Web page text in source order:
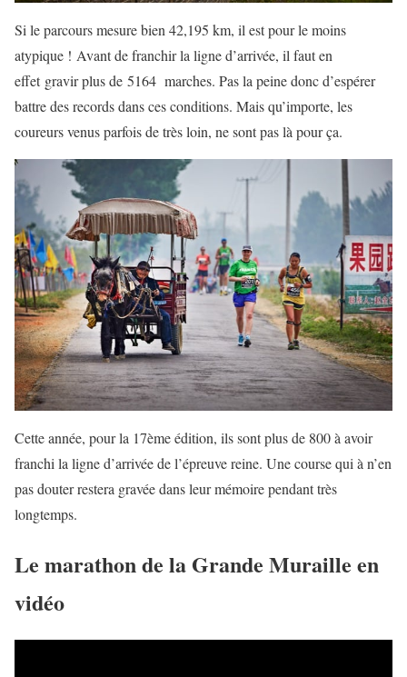
Si le parcours mesure bien 42,195 km, il est pour le moins
atypique ! Avant de franchir la ligne d’arrivée, il faut en
effet gravir plus de 5164 marches. Pas la peine donc d’espérer
battre des records dans ces conditions. Mais qu’importe, les
coureurs venus parfois de très loin, ne sont pas là pour ça.
Cette année, pour la 17ème édition, ils sont plus de 800 à avoir
franchi la ligne d’arrivée de l’épreuve reine. Une course qui à n’en
pas douter restera gravée dans leur mémoire pendant très
longtemps.
Le marathon de la Grande Muraille en
vidéo